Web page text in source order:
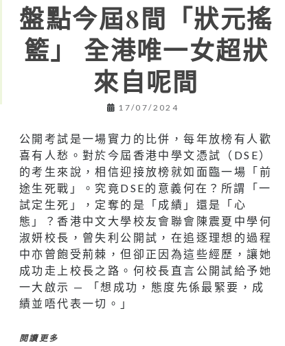
盤點今屆8間「狀元搖
籃」 全港唯一女超狀
來自呢間
17/07/2024
公開考試是一場實力的比併，每年放榜有人歡
喜有人愁。對於今屆香港中學文憑試（DSE）
的考生來說，相信迎接放榜就如面臨一場「前
途生死戰」。究竟DSE的意義何在？所謂「一
試定生死」，定奪的是「成績」還是「心
態」？香港中文大學校友會聯會陳震夏中學何
淑妍校長，曾失利公開試，在追逐理想的過程
中亦曾飽受荊棘，但卻正因為這些經歷，讓她
成功走上校長之路。何校長直言公開試給予她
一大啟示 — 「想成功，態度先係最緊要，成
績並唔代表一切。」
閱讀更多